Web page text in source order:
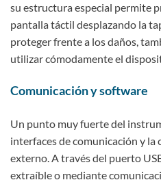
su estructura especial permite
pantalla táctil desplazando la
proteger frente a los daños,
utilizar cómodamente el
Comunicación y software
Un punto muy fuerte del
interfaces de comunicación y
externo. A través del puerto
extraíble o mediante